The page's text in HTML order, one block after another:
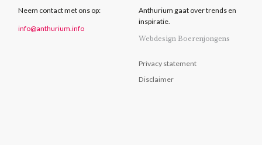
Neem contact met ons op:
info@anthurium.info
Anthurium gaat over trends en
inspiratie.
Webdesign Boerenjongens
Privacy statement
Disclaimer